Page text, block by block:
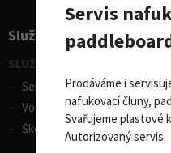
Služby pro sporty
SLUŽBY - vodní sporty
Servis lodí a člunů
Vodácká půjčovna lodí
Škola eskymování
Servis
Prodáváme i
nafukovací čluny,
Svařujeme plastové
Autorizovaný servis.